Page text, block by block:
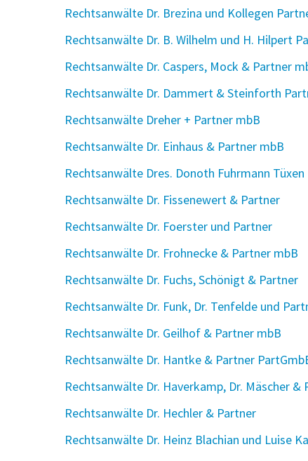
Rechtsanwälte Dr. Brezina und Kollegen
Rechtsanwälte Dr. B. Wilhelm und H. Hilpert
Rechtsanwälte Dr. Caspers, Mock & Partner
Rechtsanwälte Dr. Dammert & Steinforth
Rechtsanwälte Dreher + Partner mbB
Rechtsanwälte Dr. Einhaus & Partner mbB
Rechtsanwälte Dres. Donoth Fuhrmann
Rechtsanwälte Dr. Fissenewert & Partner
Rechtsanwälte Dr. Foerster und Partner
Rechtsanwälte Dr. Frohnecke & Partner mbB
Rechtsanwälte Dr. Fuchs, Schönigt & Partner
Rechtsanwälte Dr. Funk, Dr. Tenfelde und
Rechtsanwälte Dr. Geilhof & Partner mbB
Rechtsanwälte Dr. Hantke & Partner
Rechtsanwälte Dr. Haverkamp, Dr. Mäscher &
Rechtsanwälte Dr. Hechler & Partner
Rechtsanwälte Dr. Heinz Blachian und Luise